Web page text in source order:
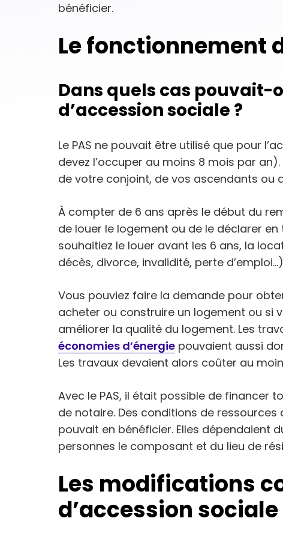
bénéficier.
Le fonctionnement
Dans quels cas pouvait-
d’accession sociale ?
Le PAS ne pouvait être utilisé que pour
devez l’occuper au moins 8 mois par
de votre conjoint, de vos ascendants ou
À compter de 6 ans après le début du
de louer le logement ou de le déclarer
souhaitiez le louer avant les 6 ans, la
décès, divorce, invalidité, perte
Vous pouviez faire la demande pour
acheter ou construire un logement ou si
améliorer la qualité du logement. Les
économies d’énergie pouvaient aussi
Les travaux devaient alors coûter au
Avec le PAS, il était possible de financer
de notaire. Des conditions de
pouvait en bénéficier. Elles dépendaient
personnes le composant et du lieu de
Les modifications
d’accession sociale